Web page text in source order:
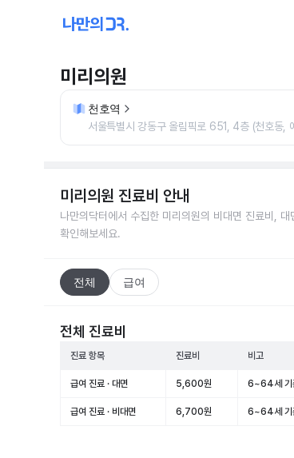
미리의원
천호역
서울특별시 강동구 올림픽로 651, 4층 (천호동,
미리의원 진료비 안내
나만의닥터에서 수집한 미리의원의 비대면 진료비, 대
확인해보세요.
전체 급여
전체 진료비
진료 항목 진료비 비고
급여 진료 · 대면 5,600원 6~64세 기
급여 진료 · 비대면 6,700원 6~64세 기